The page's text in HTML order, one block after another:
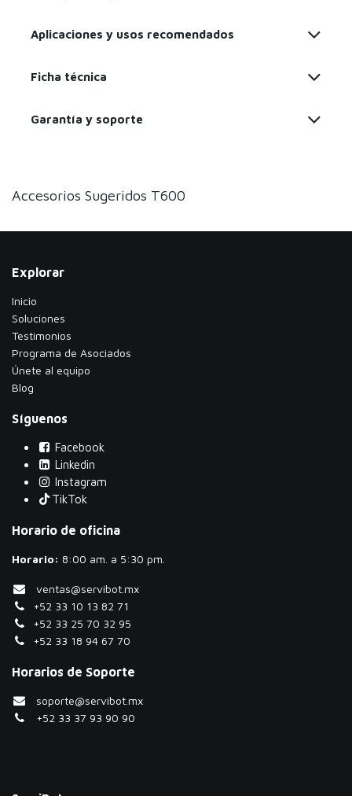
Aplicaciones y usos recomendados
Garantía y soporte
Accesorios Sugeridos T600
Explorar
Inicio
Soluciones
Testimonios
​Programa de Asociados
Únete al equipo
Blog
Síguenos
Facebook
Linkedin
Instagram
TikTok
Horario de oficina
Horario: ​8:00 am. a 5:30 pm.
ventas@servibot.mx
+52 33 10 13 82 71
+52 33 25 70 32 95
+52 33 18 94 67 70
Horarios de Soporte
soporte@servibot.mx
+52 33 37 93 90 90